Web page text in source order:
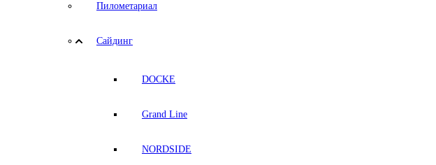
Пилометариал
Сайдинг
DOCKE
Grand Line
NORDSIDE